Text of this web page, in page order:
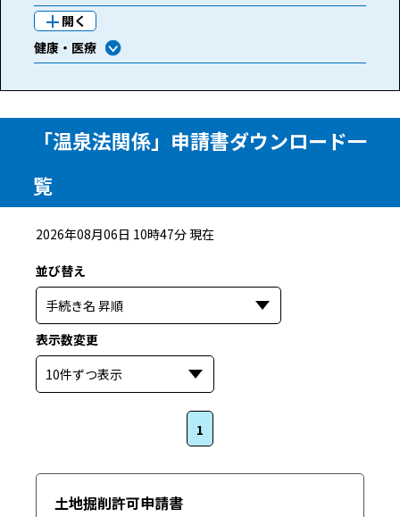
開く
健康・医療
「温泉法関係」申請書ダウンロード一
覧
2026年08月06日 10時47分 現在
並び替え
表示数変更
1
土地掘削許可申請書